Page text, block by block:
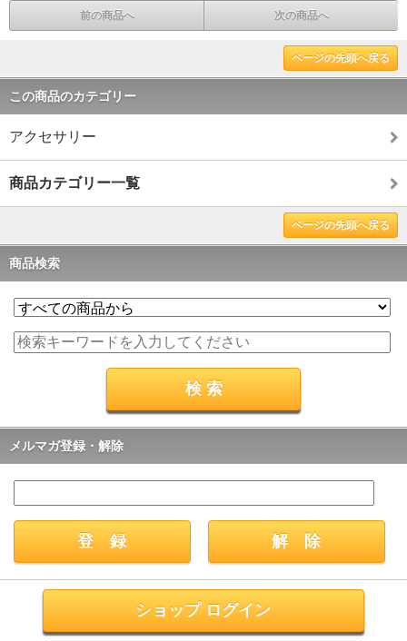
前の商品へ 次の商品へ
ページの先頭へ戻る
この商品のカテゴリー
アクセサリー
商品カテゴリー一覧
ページの先頭へ戻る
商品検索
メルマガ登録・解除
ショップ ログイン